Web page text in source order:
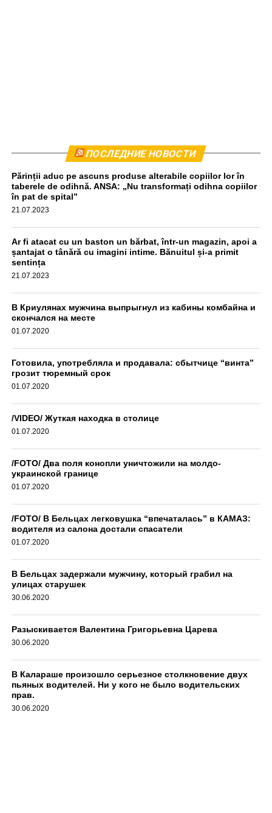
Комбайн был остановлен приблизительно в 440
метрах от места происшествия. Водитель прошел тест
на алкоголь, результат оказался отрицательным,
передаёт unimedia.info. Все обстоятельства инцидента
выясняются.
ПОСЛЕДНИЕ НОВОСТИ
Părinții aduc pe ascuns produse alterabile copiilor lor în
taberele de odihnă. ANSA: „Nu transformați odihna copiilor
în pat de spital”
21.07.2023
Ar fi atacat cu un baston un bărbat, într-un magazin, apoi a
șantajat o tânără cu imagini intime. Bănuitul și-a primit
sentința
21.07.2023
В Криулянах мужчина выпрыгнул из кабины комбайна и
скончался на месте
01.07.2020
Готовила, употребляла и продавала: сбытчице “винта”
грозит тюремный срок
01.07.2020
/VIDEO/ Жуткая находка в столице
01.07.2020
/FOTO/ Два поля конопли уничтожили на молдо-
украинской границе
01.07.2020
/FOTO/ В Бельцах легковушка “впечаталась” в КАМАЗ:
водителя из салона достали спасатели
01.07.2020
В Бельцах задержали мужчину, который грабил на
улицах старушек
30.06.2020
Разыскивается Валентина Григорьевна Царева
30.06.2020
В Калараше произошло серьезное столкновение двух
пьяных водителей. Ни у кого не было водительских
прав.
30.06.2020